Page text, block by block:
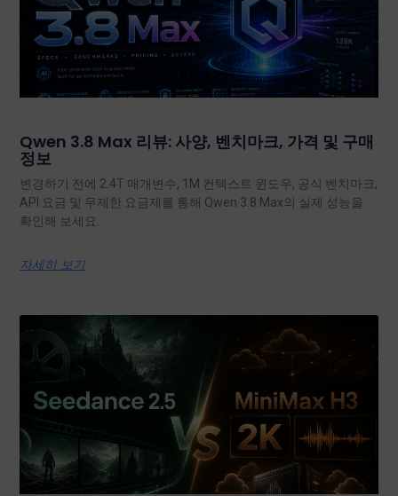
Qwen 3.8 Max 리뷰: 사양, 벤치마크, 가격 및 구매
정보
변경하기 전에 2.4T 매개변수, 1M 컨텍스트 윈도우, 공식 벤치마크,
API 요금 및 무제한 요금제를 통해 Qwen 3.8 Max의 실제 성능을
확인해 보세요.
자세히 보기